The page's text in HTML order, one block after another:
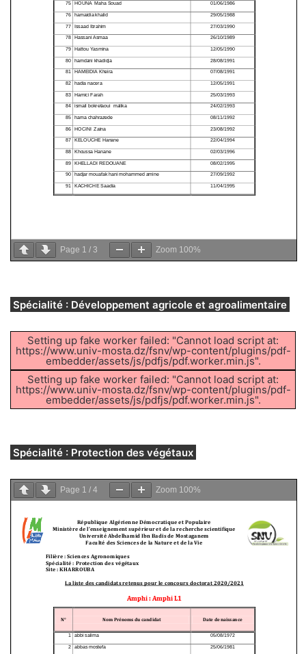
Page 1 / 3 Zoom 100%
Spécialité : Développement agricole et agroalimentaire
Setting up fake worker failed: "Cannot load script at:
https://www.univ-mosta.dz/fsnv/wp-content/plugins/pdf-
embedder/assets/js/pdfjs/pdf.worker.min.js".
Setting up fake worker failed: "Cannot load script at:
https://www.univ-mosta.dz/fsnv/wp-content/plugins/pdf-
embedder/assets/js/pdfjs/pdf.worker.min.js".
Spécialité : Protection des végétaux
Page 1 / 4 Zoom 100%